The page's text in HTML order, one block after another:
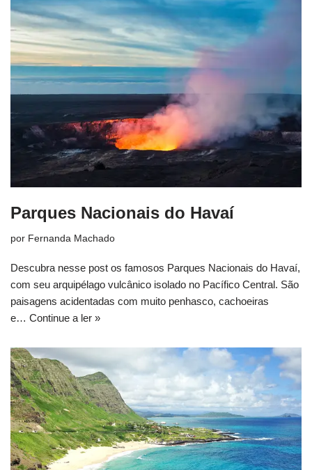
Parques Nacionais do Havaí
por Fernanda Machado
Descubra nesse post os famosos Parques Nacionais do Havaí,
com seu arquipélago vulcânico isolado no Pacífico Central. São
paisagens acidentadas com muito penhasco, cachoeiras
e… Continue a ler »